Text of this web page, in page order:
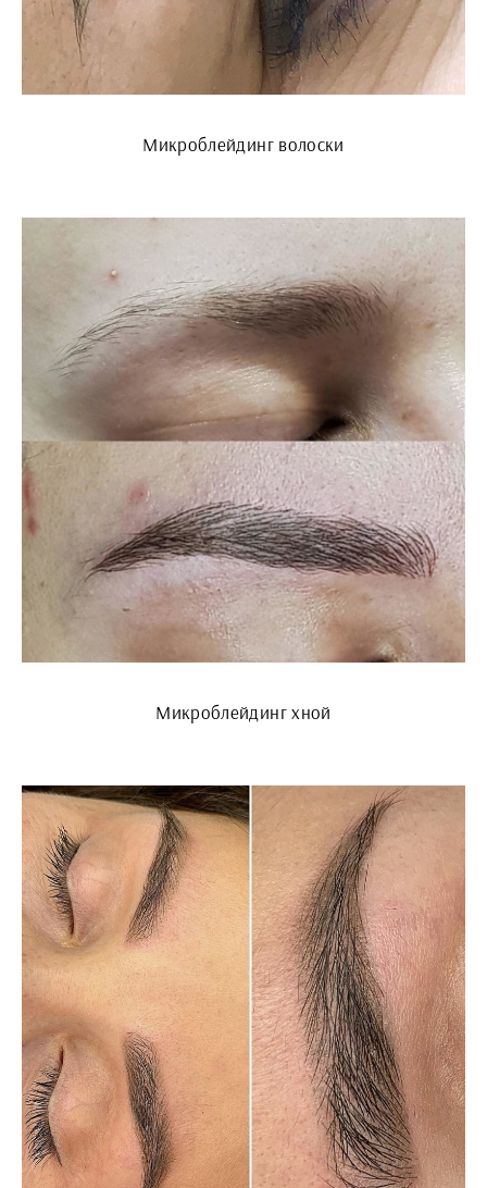
Микроблейдинг волоски
Микроблейдинг хной